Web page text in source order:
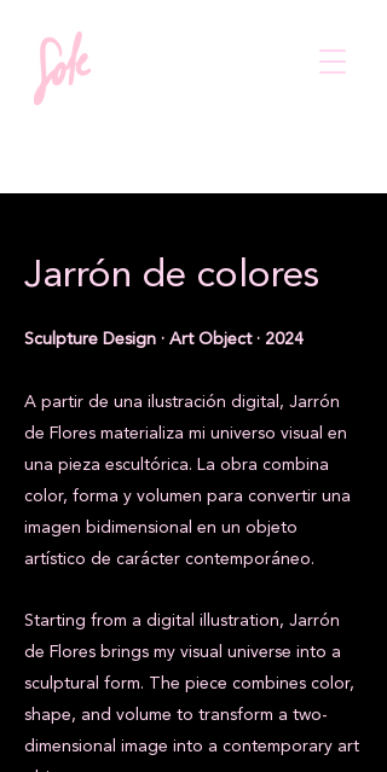
Jarrón de colores
Sculpture Design · Art Object · 2024
A partir de una ilustración digital, Jarrón
de Flores materializa mi universo visual en
una pieza escultórica. La obra combina
color, forma y volumen para convertir una
imagen bidimensional en un objeto
artístico de carácter contemporáneo.
Starting from a digital illustration, Jarrón
de Flores brings my visual universe into a
sculptural form. The piece combines color,
shape, and volume to transform a two-
dimensional image into a contemporary art